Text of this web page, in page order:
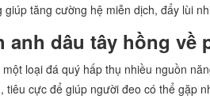
tăng cường hệ miễn dịch, đẩy lùi
anh dâu tây hồng về
loại đá quý hấp thụ nhiều nguồn
tiêu cực để giúp người đeo có thể gặp